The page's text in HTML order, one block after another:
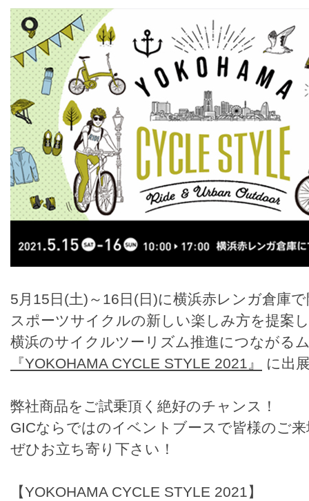
5月15日(土)～16日(日)に横浜赤レンガ倉庫
スポーツサイクルの新しい楽しみ方を提案し
横浜のサイクルツーリズム推進につながる
『YOKOHAMA CYCLE STYLE 2021』
に出
弊社商品をご試乗頂く絶好のチャンス！
GICならではのイベントブースで皆様のご
ぜひお立ち寄り下さい！
【YOKOHAMA CYCLE STYLE 2021】